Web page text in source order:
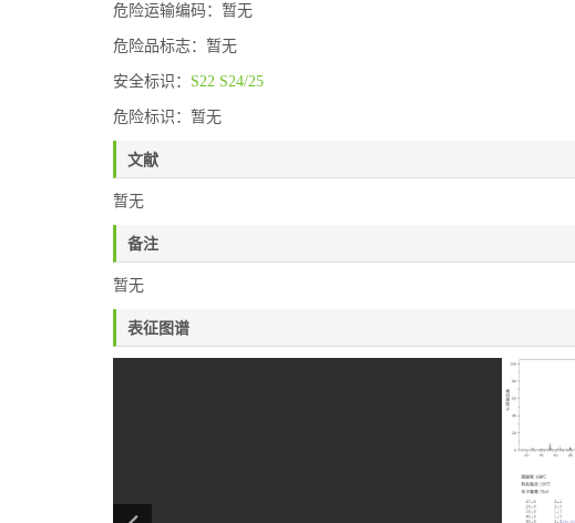
危险运输编码：暂无
危险品标志：暂无
安全标识： S22 S24/25
危险标识：暂无
文献
暂无
备注
暂无
表征图谱